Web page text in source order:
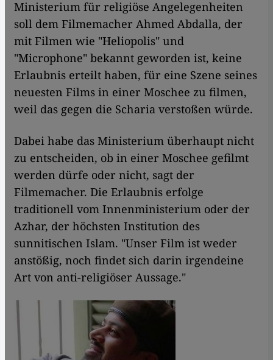
Ministerium für religiöse Angelegenheiten
soll dem Filmemacher Ahmed Abdalla, der
mit Filmen wie "Heliopolis" und
"Microphone" bekannt geworden ist, keine
Erlaubnis erteilt haben, für eine Szene seines
neuesten Films in einer Moschee zu filmen,
weil das gegen die Scharia verstoßen würde.
Dabei habe das Ministerium überhaupt nicht
zu entscheiden, ob in einer Moschee gefilmt
werden dürfe oder nicht, sagt der
Filmemacher. Die Erlaubnis erfolge
traditionell vom Innenministerium oder der
Azhar, der höchsten Institution des
sunnitischen Islam. "Unser Film ist weder
anstößig, noch findet sich darin irgendeine
Art von anti-religiöser Aussage."